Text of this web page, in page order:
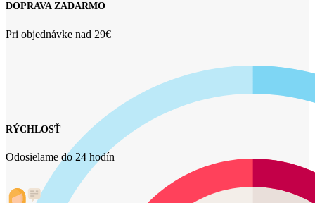
DOPRAVA ZADARMO
Pri objednávke nad 29€
RÝCHLOSŤ
Odosielame do 24 hodín